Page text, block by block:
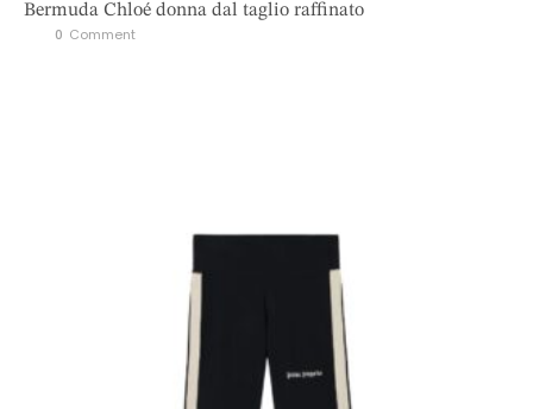
Bermuda Chloé donna dal taglio raffinato
0 Comment